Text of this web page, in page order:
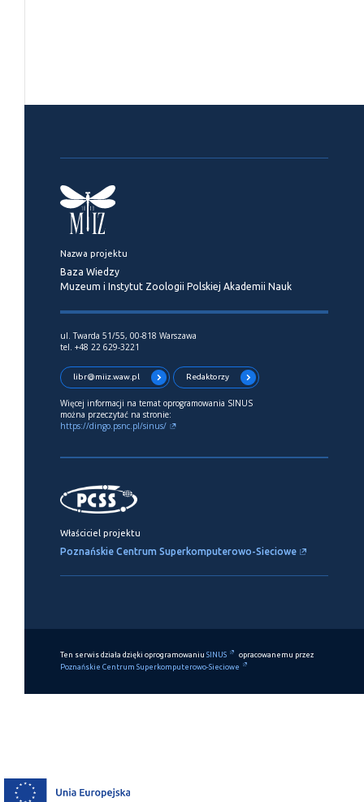
Nazwa projektu
Baza Wiedzy
Muzeum i Instytut Zoologii Polskiej Akademii Nauk
ul. Twarda 51/55, 00-818 Warszawa
tel. +48 22 629-3221
libr@miiz.waw.pl Redaktorzy
Więcej informacji na temat oprogramowania SINUS
można przeczytać na stronie:
https://dingo.psnc.pl/sinus/
Właściciel projektu
Poznańskie Centrum Superkomputerowo-Sieciowe
Ten serwis działa dzięki oprogramowaniu SINUS
opracowanemu przez
Poznańskie Centrum Superkomputerowo-Sieciowe